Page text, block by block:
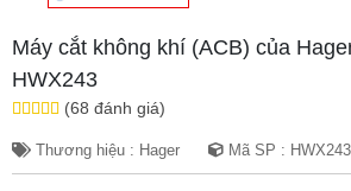
Máy cắt không khí (ACB) của
HWX243
(68 đánh giá)
Thương hiệu : Hager Mã SP : HWX243